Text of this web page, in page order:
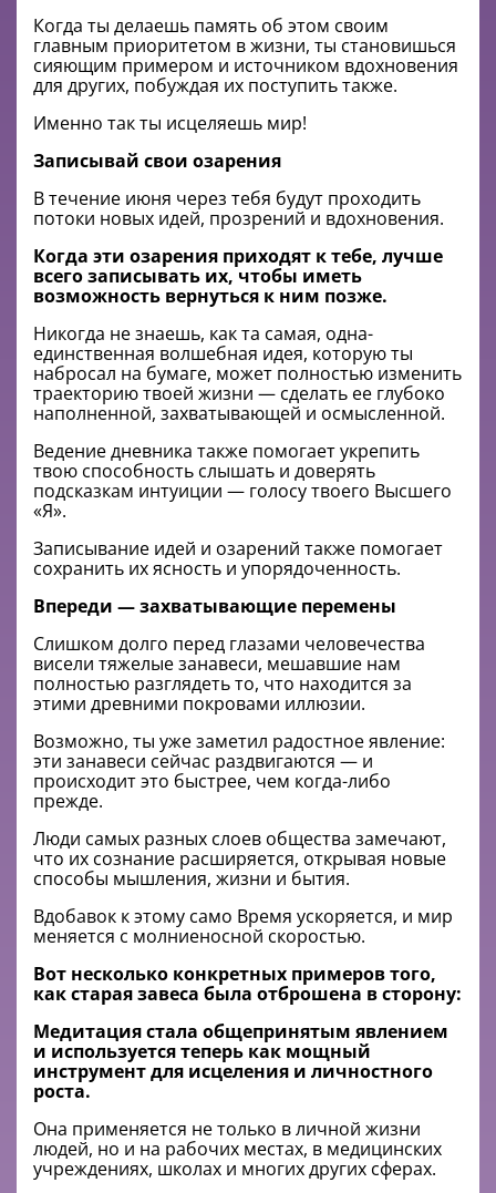
Когда ты делаешь память об этом своим
главным приоритетом в жизни, ты становишься
сияющим примером и источником вдохновения
для других, побуждая их поступить также.
Именно так ты исцеляешь мир!
Записывай свои озарения
В течение июня через тебя будут проходить
потоки новых идей, прозрений и вдохновения.
Когда эти озарения приходят к тебе, лучше
всего записывать их, чтобы иметь
возможность вернуться к ним позже.
Никогда не знаешь, как та самая, одна-
единственная волшебная идея, которую ты
набросал на бумаге, может полностью изменить
траекторию твоей жизни — сделать ее глубоко
наполненной, захватывающей и осмысленной.
Ведение дневника также помогает укрепить
твою способность слышать и доверять
подсказкам интуиции — голосу твоего Высшего
«Я».
Записывание идей и озарений также помогает
сохранить их ясность и упорядоченность.
Впереди — захватывающие перемены
Слишком долго перед глазами человечества
висели тяжелые занавеси, мешавшие нам
полностью разглядеть то, что находится за
этими древними покровами иллюзии.
Возможно, ты уже заметил радостное явление:
эти занавеси сейчас раздвигаются — и
происходит это быстрее, чем когда-либо
прежде.
Люди самых разных слоев общества замечают,
что их сознание расширяется, открывая новые
способы мышления, жизни и бытия.
Вдобавок к этому само Время ускоряется, и мир
меняется с молниеносной скоростью.
Вот несколько конкретных примеров того,
как старая завеса была отброшена в сторону:
Медитация стала общепринятым явлением
и используется теперь как мощный
инструмент для исцеления и личностного
роста.
Она применяется не только в личной жизни
людей, но и на рабочих местах, в медицинских
учреждениях, школах и многих других сферах.